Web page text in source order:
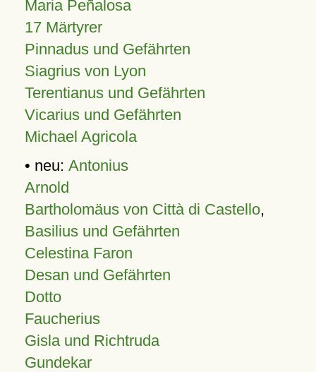
Maria Peñalosa
17 Märtyrer
Pinnadus und Gefährten
Siagrius von Lyon
Terentianus und Gefährten
Vicarius und Gefährten
Michael Agricola
• neu: Antonius
Arnold
Bartholomäus von Città di Castello,
Basilius und Gefährten
Celestina Faron
Desan und Gefährten
Dotto
Faucherius
Gisla und Richtruda
Gundekar